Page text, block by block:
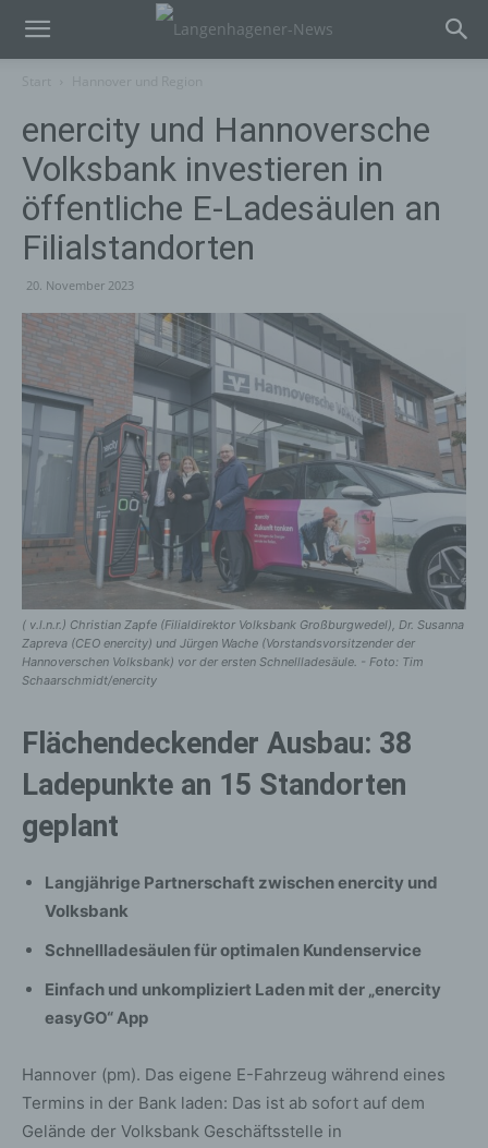
enercity und Hannoversche
Volksbank investieren in
öffentliche E-Ladesäulen an
Filialstandorten
20. November 2023
( v.l.n.r.) Christian Zapfe (Filialdirektor Volksbank Großburgwedel), Dr. Susanna
Zapreva (CEO enercity) und Jürgen Wache (Vorstandsvorsitzender der
Hannoverschen Volksbank) vor der ersten Schnellladesäule. - Foto: Tim
Schaarschmidt/enercity
Flächendeckender Ausbau: 38
Ladepunkte an 15 Standorten
geplant
Langjährige Partnerschaft zwischen enercity und
Volksbank
Schnellladesäulen für optimalen Kundenservice
Einfach und unkompliziert Laden mit der „enercity
easyGO“ App
Hannover (pm). Das eigene E-Fahrzeug während eines
Termins in der Bank laden: Das ist ab sofort auf dem
Gelände der Volksbank Geschäftsstelle in